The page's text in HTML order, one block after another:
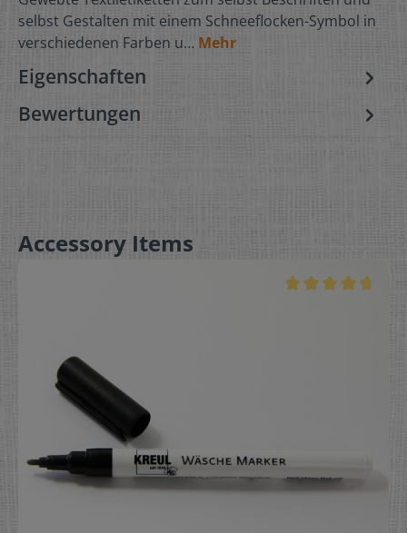
selbst Gestalten mit einem Schneeflocken-Symbol in
verschiedenen Farben u… Mehr
Eigenschaften
Bewertungen
Accessory Items